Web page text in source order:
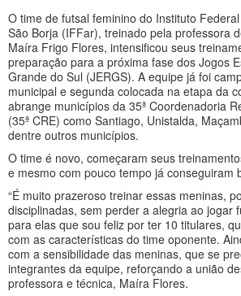
O time de futsal feminino do Instituto
São Borja (IFFar), treinado pela professora
Maíra Frigo Flores, intensificou seus
preparação para a próxima fase dos Jogos
Grande do Sul (JERGS). A equipe já foi
municipal e segunda colocada na etapa da
abrange municípios da 35ª Coordenadoria
(35ª CRE) como Santiago, Unistalda,
dentre outros municípios.
O time é novo, começaram seus
e mesmo com pouco tempo já conseguiram
“É muito prazeroso treinar essas meninas,
disciplinadas, sem perder a alegria ao jogar
para elas que sou feliz por ter 10 titulares,
com as características do time oponente.
com a sensibilidade das meninas, que se
integrantes da equipe, reforçando a união
professora e técnica, Maíra Flores.